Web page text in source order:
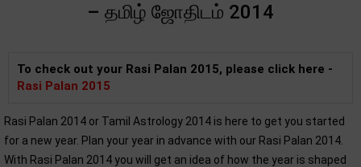
– தமிழ் ஜோதிடம் 2014
To check out your Rasi Palan 2015, please click here -
Rasi Palan 2015
Rasi Palan 2014 or Tamil Astrology 2014 is here to get you started
for a new year. Plan your year in advance with our Rasi Palan 2014.
With Rasi Palan 2014 you will get an idea of how the year is shaped